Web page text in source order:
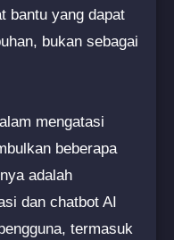
bantu yang dapat
bukan sebagai
mengatasi
beberapa
adalah
dan chatbot AI
termasuk